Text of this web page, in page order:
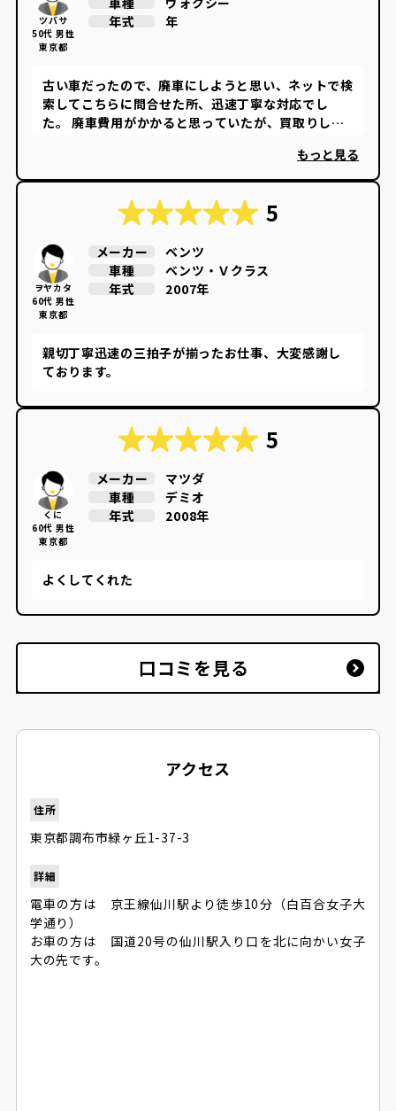
ツバサ
50代 男性
東京都
年式
年
古い車だったので、廃車にしようと思い、ネットで検
索してこちらに問合せた所、迅速丁寧な対応でし
た。 廃車費用がかかると思っていたが、買取りして
もっと見る
5
ヲヤカタ
60代 男性
東京都
メーカー
ベンツ
車種
ベンツ・Ｖクラス
年式
2007年
親切丁寧迅速の三拍子が揃ったお仕事、大変感謝し
ております。
5
くに
60代 男性
東京都
メーカー
マツダ
車種
デミオ
年式
2008年
よくしてくれた
口コミを見る
アクセス
住所
東京都調布市緑ヶ丘1-37-3
詳細
電車の方は 京王線仙川駅より徒歩10分（白百合女子大
学通り）
お車の方は 国道20号の仙川駅入り口を北に向かい女子
大の先です。